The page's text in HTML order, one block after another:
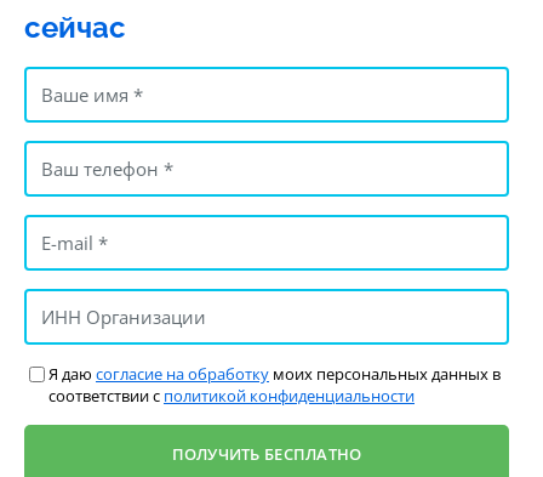
сейчас
Я даю согласие на обработку моих персональных данных в
соответствии с политикой конфиденциальности